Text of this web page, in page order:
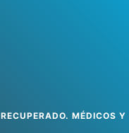
MÉDICOS Y